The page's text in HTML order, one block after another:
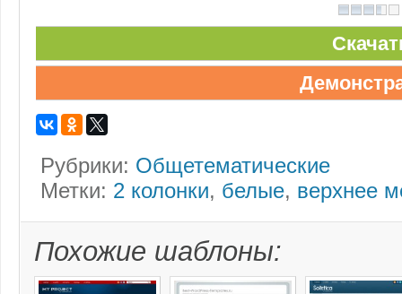
Рубрики: Общетематические
Метки: 2 колонки, белые, верхнее
Похожие шаблоны: